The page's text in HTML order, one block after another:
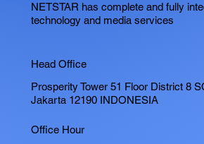
NETSTAR has complete and fully
technology and media services
Head Office
Prosperity Tower 51 Floor District 8
Jakarta 12190 INDONESIA
Office Hour